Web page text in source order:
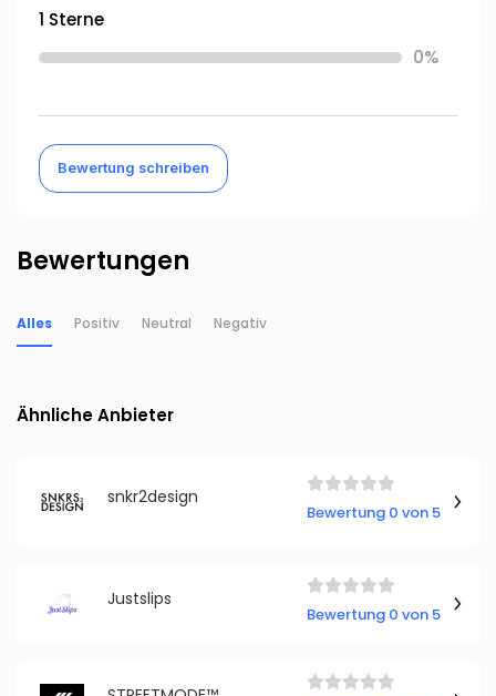
1 Sterne
0%
Bewertung schreiben
Bewertungen
Alles Positiv Neutral Negativ
Ähnliche Anbieter
snkr2design
Bewertung 0 von 5
Justslips
Bewertung 0 von 5